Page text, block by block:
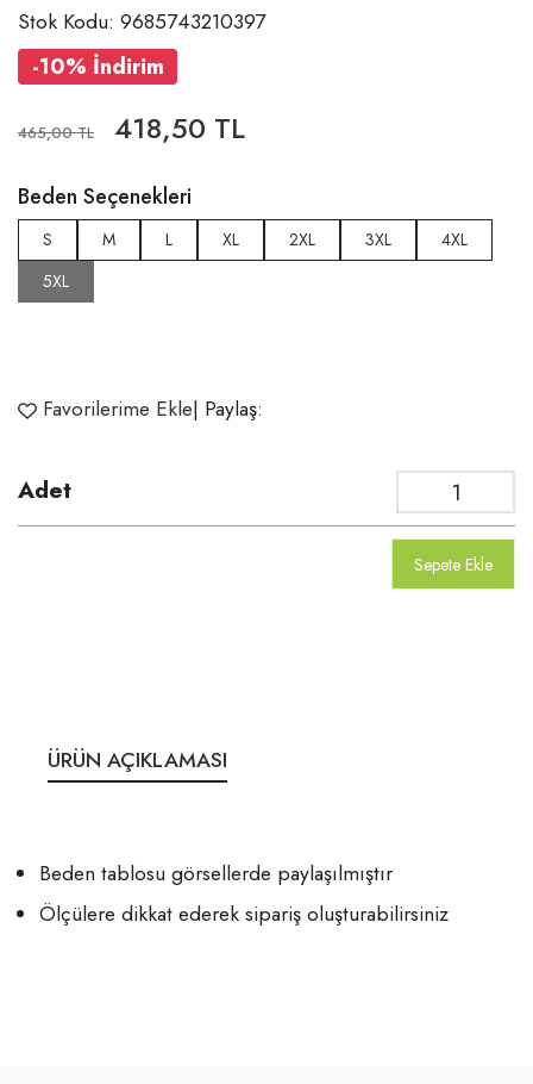
Stok Kodu: 9685743210397
-10% İndirim
465,00 TL 418,50 TL
Beden Seçenekleri
S M L XL 2XL 3XL
4XL
5XL
Favorilerime Ekle| Paylaş:
Adet
Sepete Ekle
ÜRÜN AÇIKLAMASI
Beden tablosu görsellerde paylaşılmıştır
Ölçülere dikkat ederek sipariş oluşturabilirsiniz